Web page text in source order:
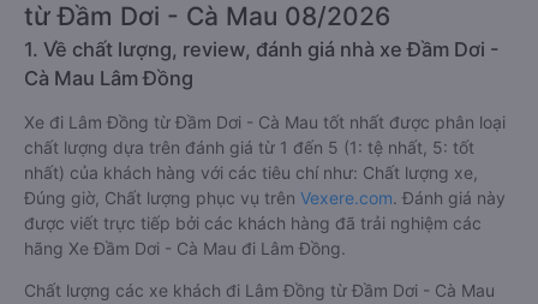
từ Đầm Dơi - Cà Mau 08/2026
1. Về chất lượng, review, đánh giá nhà xe Đầm Dơi -
Cà Mau Lâm Đồng
Xe đi Lâm Đồng từ Đầm Dơi - Cà Mau tốt nhất được phân loại
chất lượng dựa trên đánh giá từ 1 đến 5 (1: tệ nhất, 5: tốt
nhất) của khách hàng với các tiêu chí như: Chất lượng xe,
Đúng giờ, Chất lượng phục vụ trên Vexere.com. Đánh giá này
được viết trực tiếp bởi các khách hàng đã trải nghiệm các
hãng Xe Đầm Dơi - Cà Mau đi Lâm Đồng.
Chất lượng các xe khách đi Lâm Đồng từ Đầm Dơi - Cà Mau